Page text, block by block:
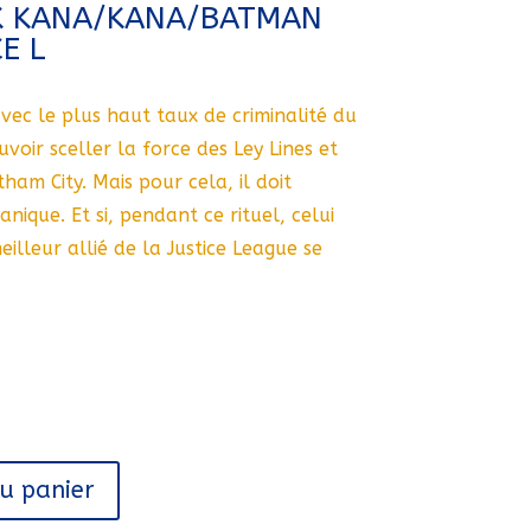
KANA/BATMAN
L
le plus haut taux de criminalité du
sceller la force des Ley Lines et
City. Mais pour cela, il doit
Et si, pendant ce rituel, celui
allié de la Justice League se
panier